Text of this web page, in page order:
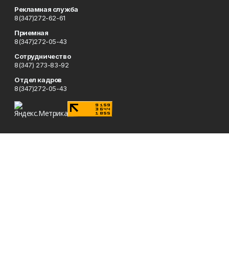
Рекламная служба
8(347)272-62-61
Приемная
8(347)272-05-43
Сотрудничество
8(347) 273-83-92
Отдел кадров
8(347)272-05-43